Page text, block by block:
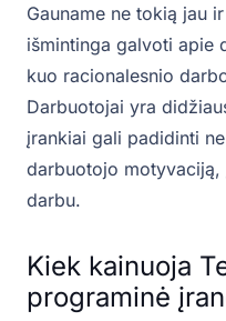
Gauname ne tokią jau
išmintinga galvoti apie
kuo racionalesnio
Darbuotojai yra
įrankiai gali padidinti
darbuotojo motyvaciją,
darbu.
Kiek kainuoja
programinė